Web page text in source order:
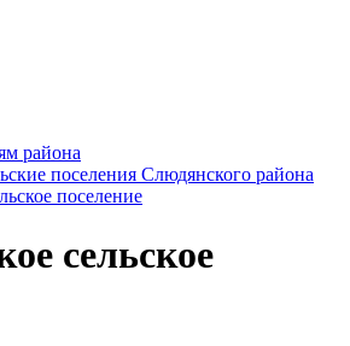
района
поселения Слюдянского района
поселение
сельское